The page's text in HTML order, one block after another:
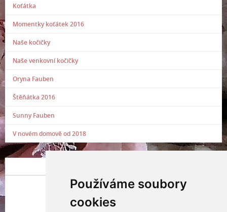
Používáme soubory
cookies
Koťátka
Momentky koťátek 2016
Naše kočičky
Naše venkovní kočičky
Oryna Fauben
Štěňátka 2016
Sunny Fauben
V novém domově od 2018